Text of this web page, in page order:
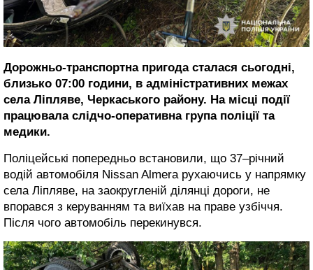
Дорожньо-транспортна пригода сталася сьогодні,
близько 07:00 години, в адміністративних межах
села Ліпляве, Черкаського району. На місці події
працювала слідчо-оперативна група поліції та
медики.
Поліцейські попередньо встановили, що 37–річний
водій автомобіля Nissan Almera рухаючись у напрямку
села Ліпляве, на заокругленій ділянці дороги, не
впорався з керуванням та виїхав на праве узбіччя.
Після чого автомобіль перекинувся.